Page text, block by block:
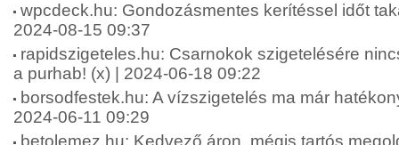
wpcdeck.hu: Gondozásmentes kerítéssel időt
2024-08-15 09:37
rapidszigeteles.hu: Csarnokok szigetelésére
a purhab! (x) | 2024-06-18 09:22
borsodfestek.hu: A vízszigetelés ma már
2024-06-11 09:29
betolemez.hu: Kedvező áron, mégis tartós